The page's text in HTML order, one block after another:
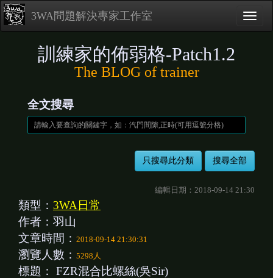
3WA問題解決專家工作室
訓練家的佈弱格-Patch1.2
The BLOG of trainer
全文搜尋
編輯日期：2018-09-14 21:30
類型： 3WA日常
作者：羽山
文章時間： 2018-09-14 21:30:31
瀏覽人數： 5298人
標題： FZR混合比螺絲(吳Sir)